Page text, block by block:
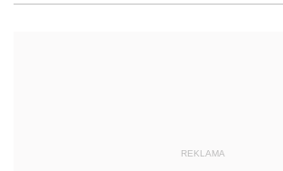
REKLAMA